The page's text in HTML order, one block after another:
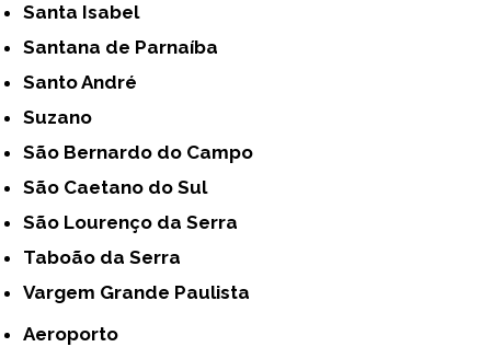
Santa Isabel
Santana de Parnaíba
Santo André
Suzano
São Bernardo do Campo
São Caetano do Sul
São Lourenço da Serra
Taboão da Serra
Vargem Grande Paulista
Aeroporto